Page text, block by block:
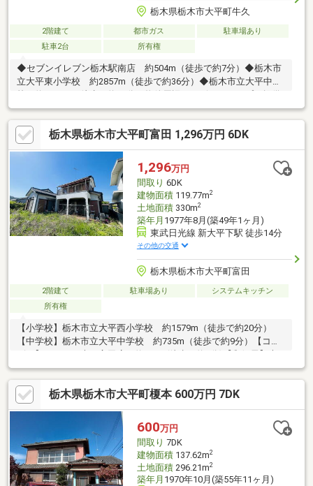
栃木県栃木市大平町牛久
2階建て 都市ガス
駐車場あり
駐車2台
所有権
◆セブンイレブン栃木駅南店 約504m（徒歩で約7分）◆栃木市
立大平東小学校 約2857m（徒歩で約36分）◆栃木市立大平中学
しています。お気軽にお問い合わせください。
栃木県栃木市大平町富田 1,296万円 6DK
1,296万円
間取り 6DK
建物面積119.77m2
土地面積330m2
築年月 1977年8月(築49年1ヶ月)
東武日光線 新大平下駅 徒歩14分
その他の交通
栃木県栃木市大平町富田
2階建て 駐車場あり
システムキッチン
所有権
【小学校】栃木市立大平西小学校 約1579m（徒歩で約20分）
【中学校】栃木市立大平中学校 約735m（徒歩で約9分）【コン
ビニ】ローソン大平富田店 約253m(徒歩で約4分)【郵便局】大
平郵便局 約1488m(徒歩で約19分)物件周辺のハザードマップを
提供しています。お気軽にお問い合わせください。
栃木県栃木市大平町榎本 600万円 7DK
600万円
間取り 7DK
建物面積137.62m2
土地面積296.21m2
築年月 1970年10月(築55年11ヶ月)